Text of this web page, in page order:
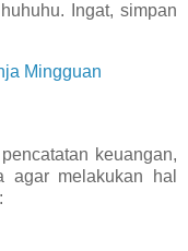
Ingat, simpan
Mingguan
keuangan,
agar melakukan hal